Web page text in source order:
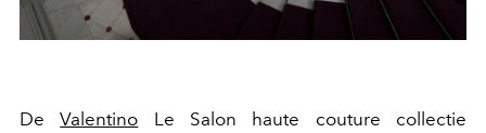
DeValentino Le Salon haute couture collectie